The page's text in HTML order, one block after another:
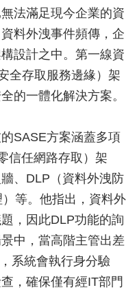
法滿足現今企業的資
料外洩事件頻傳，企
設計之中。第一線資
全存取服務邊緣）架
的一體化解決方案。
SASE方案涵蓋多項
信任網路存取）架
、DLP（資料外洩防
等。他指出，資料外
，因此DLP功能的詢
中，當高階主管出差
系統會執行身分驗
，確保僅有經IT部門